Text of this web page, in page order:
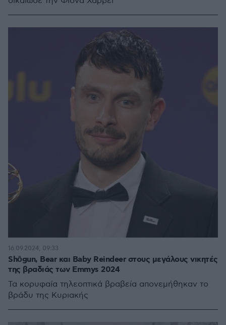
Shōgun, Bear και Baby Reindeer στους μεγάλους νικητές
της βραδιάς των Emmys 2024
Τα κορυφαία τηλεοπτικά βραβεία απονεμήθηκαν το
βράδυ της Κυριακής
16.09.2024, 09:33